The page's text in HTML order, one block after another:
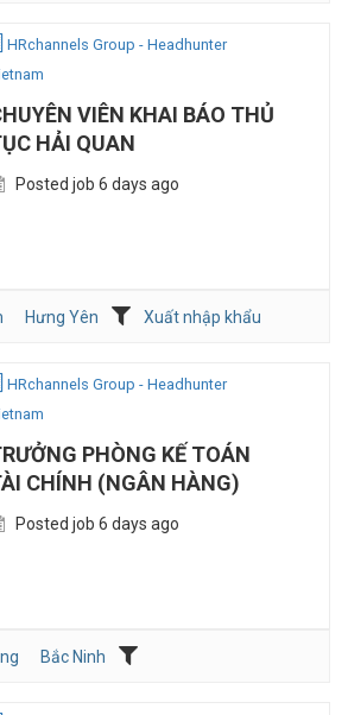
HRchannels Group - Headhunter
VIÊN KHAI BÁO THỦ
HẢI QUAN
Posted job 6 days ago
Hưng Yên Xuất nhập khẩu
HRchannels Group - Headhunter
PHÒNG KẾ TOÁN
CHÍNH (NGÂN HÀNG)
Posted job 6 days ago
Bắc Ninh